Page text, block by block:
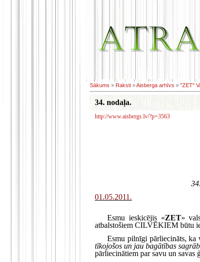
Sākums » Raksti »Aisberga arhīvs » "ZET"
34. nodaļa.
http://www.aisbergs.lv/?p=3563
01.05.2011.
Esmu ieskicējis «ZET»
atbalstošiem CILVĒKIEM būtu
Esmu pilnīgi pārliecināts, ka
tīkojošos un jau bagātības
pārliecinātiem par savu un savas